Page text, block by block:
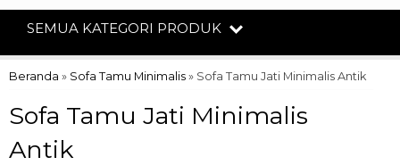
SEMUA KATEGORI PRODUK
Beranda » Sofa Tamu Minimalis » Sofa Tamu Jati Minimalis Antik
Sofa Tamu Jati Minimalis
Antik